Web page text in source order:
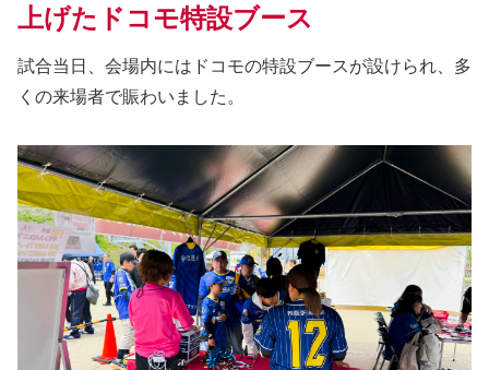
上げたドコモ特設ブース
試合当日、会場内にはドコモの特設ブースが設けられ、多
くの来場者で賑わいました。